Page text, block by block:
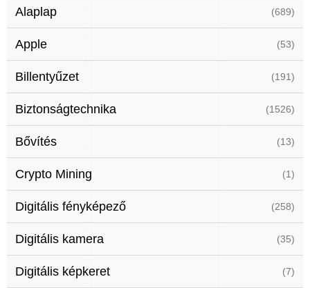
Alaplap (689)
Apple (53)
Billentyűzet (191)
Biztonságtechnika (1526)
Bővítés (13)
Crypto Mining (1)
Digitális fényképező (258)
Digitális kamera (35)
Digitális képkeret (7)